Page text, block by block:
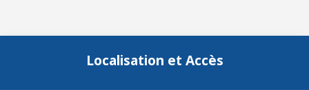
Localisation et Accès